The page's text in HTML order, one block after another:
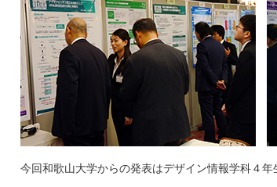
今回和歌山大学からの発表はデザイン情報学科４